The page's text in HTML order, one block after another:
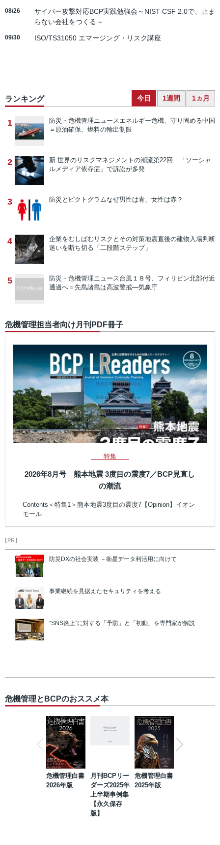
08/26
サイバー攻撃対応BCP実践勉強会～NIST CSF 2.0で、止ま
らない会社をつくる～
09/30 ISO/TS31050 エマージング・リスク講座
ランキング 今日 1週間 1ヵ月
1 防災・危機管理ニュースエネルギー危機、守り固める中国
＝原油確保、燃料の輸出制限
2 新 世界のリスクマネジメントの潮流第22回 「ソーシャ
ルメディア依存症」で訴訟が多発
3 防災とピクトグラムなぜ男性は青、女性は赤？
4 企業をむしばむリスクとその対策地震直後の建物入場判断
迷いを断ち切る「二段階ステップ」
5 防災・危機管理ニュース台風１８号、フィリピン北部付近
通過へ＝先島諸島は高波警戒―気象庁
危機管理担当者向け月刊PDF冊子
特集
2026年8月号 熊本地震 3度目の震度7／BCP見直し
の潮流
Contents＜特集1＞熊本地震3度目の震度7【Opinion】イオン
モール…
【PR】
防災DXの社会実装 －衛星データ利活用に向けて
事業継続を見据えたセキュリティを考える
“SNS炎上”に対する「予防」と「初動」を専門家が解説
危機管理とBCPのおススメ本
危機管理白書
2026年版
月刊BCPリー
ダーズ2025年
上半期事例集
【永久保存
版】
危機管理白書
2025年版